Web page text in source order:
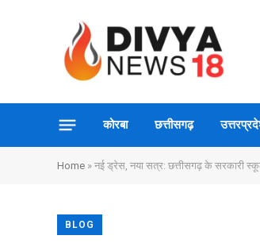
कोरबा छत्तीसगढ़
Home » नई ड्रेस, नया सत्र: छत्तीसगढ़ के सरकारी
BLOG